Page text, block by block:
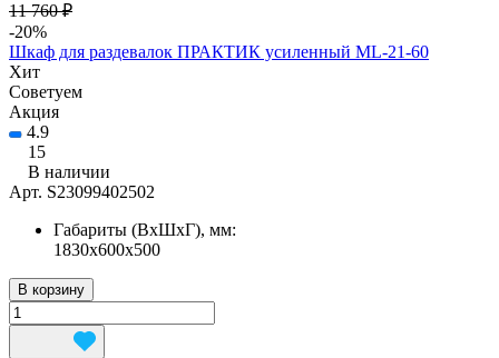
11 760 ₽
-20%
Шкаф для раздевалок ПРАКТИК усиленный ML-21-60
Хит
Советуем
Акция
4.9
15
В наличии
Арт. S23099402502
Габариты (ВхШхГ), мм:
1830x600x500
В корзину